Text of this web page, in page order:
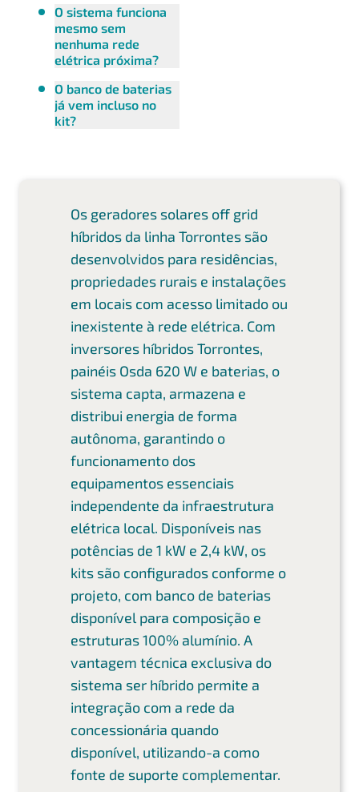
O sistema funciona
mesmo sem
nenhuma rede
elétrica próxima?
O banco de baterias
já vem incluso no
kit?
Os geradores solares off grid
híbridos da linha Torrontes são
desenvolvidos para residências,
propriedades rurais e instalações
em locais com acesso limitado ou
inexistente à rede elétrica. Com
inversores híbridos Torrontes,
painéis Osda 620 W e baterias, o
sistema capta, armazena e
distribui energia de forma
autônoma, garantindo o
funcionamento dos
equipamentos essenciais
independente da infraestrutura
elétrica local. Disponíveis nas
potências de 1 kW e 2,4 kW, os
kits são configurados conforme o
projeto, com banco de baterias
disponível para composição e
estruturas 100% alumínio. A
vantagem técnica exclusiva do
sistema ser híbrido permite a
integração com a rede da
concessionária quando
disponível, utilizando-a como
fonte de suporte complementar.